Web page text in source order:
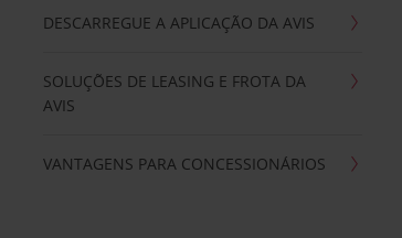
DESCARREGUE A APLICAÇÃO DA AVIS
SOLUÇÕES DE LEASING E FROTA DA
AVIS
VANTAGENS PARA CONCESSIONÁRIOS